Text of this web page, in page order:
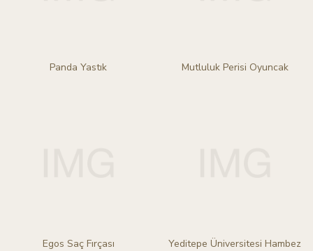
Panda Yastık Mutluluk Perisi Oyuncak
Egos Saç Fırçası
Yeditepe Üniversitesi Hambez